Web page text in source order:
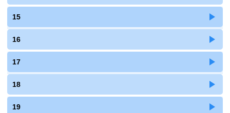
15
16
17
18
19